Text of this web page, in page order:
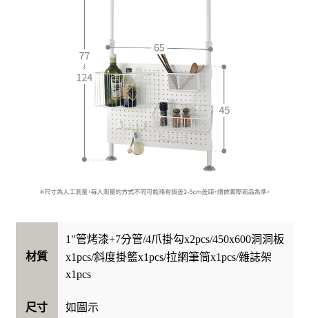
材質
1"管烤漆+7分管/4爪掛勾x2pcs/450x600洞洞板
x1pcs/斜度掛籃x1pcs/拉網筆筒x1pcs/雜誌架
x1pcs
尺寸 如圖示